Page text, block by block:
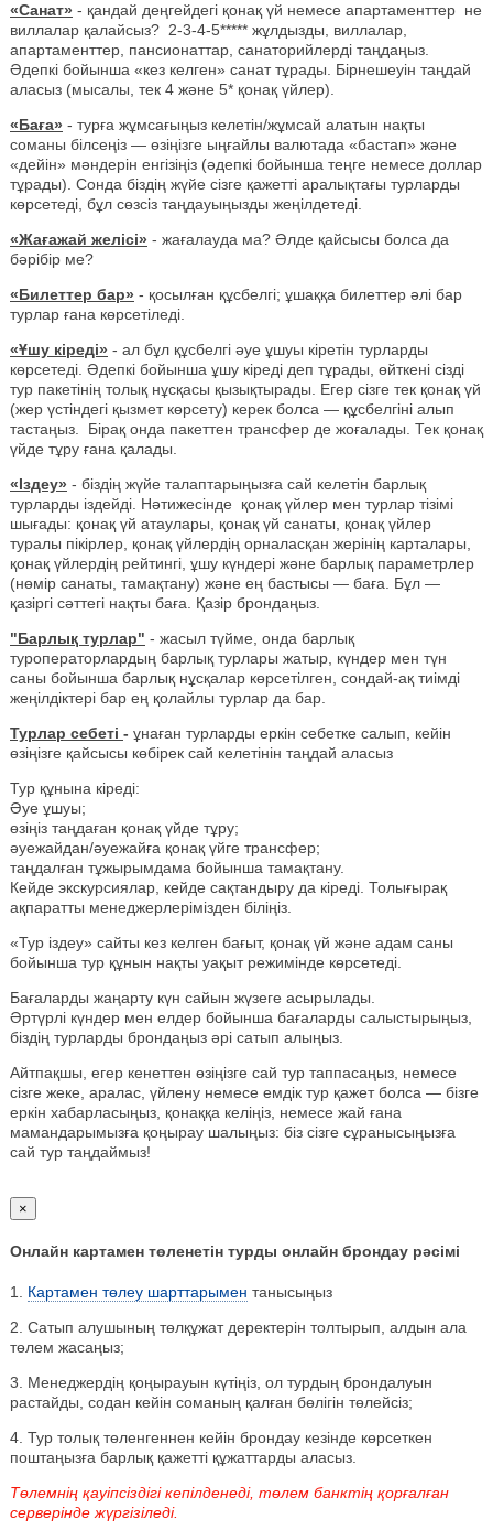
«Санат» - қандай деңгейдегі қонақ үй немесе апартаменттер не
виллалар қалайсыз? 2-3-4-5***** жұлдызды, виллалар,
апартаменттер, пансионаттар, санаторийлерді таңдаңыз.
Әдепкі бойынша «кез келген» санат тұрады. Бірнешеуін таңдай
аласыз (мысалы, тек 4 және 5* қонақ үйлер).
«Баға» - турға жұмсағыңыз келетін/жұмсай алатын нақты
соманы білсеңіз — өзіңізге ыңғайлы валютада «бастап» және
«дейін» мәндерін енгізіңіз (әдепкі бойынша теңге немесе доллар
тұрады). Сонда біздің жүйе сізге қажетті аралықтағы турларды
көрсетеді, бұл сөзсіз таңдауыңызды жеңілдетеді.
«Жағажай желісі» - жағалауда ма? Әлде қайсысы болса да
бәрібір ме?
«Билеттер бар» - қосылған құсбелгі; ұшаққа билеттер әлі бар
турлар ғана көрсетіледі.
«Ұшу кіреді» - ал бұл құсбелгі әуе ұшуы кіретін турларды
көрсетеді. Әдепкі бойынша ұшу кіреді деп тұрады, өйткені сізді
тур пакетінің толық нұсқасы қызықтырады. Егер сізге тек қонақ үй
(жер үстіндегі қызмет көрсету) керек болса — құсбелгіні алып
тастаңыз. Бірақ онда пакеттен трансфер де жоғалады. Тек қонақ
үйде тұру ғана қалады.
«Іздеу» - біздің жүйе талаптарыңызға сай келетін барлық
турларды іздейді. Нәтижесінде қонақ үйлер мен турлар тізімі
шығады: қонақ үй атаулары, қонақ үй санаты, қонақ үйлер
туралы пікірлер, қонақ үйлердің орналасқан жерінің карталары,
қонақ үйлердің рейтингі, ұшу күндері және барлық параметрлер
(нөмір санаты, тамақтану) және ең бастысы — баға. Бұл —
қазіргі сәттегі нақты баға. Қазір брондаңыз.
"Барлық турлар" - жасыл түйме, онда барлық
туроператорлардың барлық турлары жатыр, күндер мен түн
саны бойынша барлық нұсқалар көрсетілген, сондай-ақ тиімді
жеңілдіктері бар ең қолайлы турлар да бар.
Турлар себеті - ұнаған турларды еркін себетке салып, кейін
өзіңізге қайсысы көбірек сай келетінін таңдай аласыз
Тур құнына кіреді:
Әуе ұшуы;
өзіңіз таңдаған қонақ үйде тұру;
әуежайдан/әуежайға қонақ үйге трансфер;
таңдалған тұжырымдама бойынша тамақтану.
Кейде экскурсиялар, кейде сақтандыру да кіреді. Толығырақ
ақпаратты менеджерлерімізден біліңіз.
«Тур іздеу» сайты кез келген бағыт, қонақ үй және адам саны
бойынша тур құнын нақты уақыт режимінде көрсетеді.
Бағаларды жаңарту күн сайын жүзеге асырылады.
Әртүрлі күндер мен елдер бойынша бағаларды салыстырыңыз,
біздің турларды брондаңыз әрі сатып алыңыз.
Айтпақшы, егер кенеттен өзіңізге сай тур таппасаңыз, немесе
сізге жеке, аралас, үйлену немесе емдік тур қажет болса — бізге
еркін хабарласыңыз, қонаққа келіңіз, немесе жай ғана
мамандарымызға қоңырау шалыңыз: біз сізге сұранысыңызға
сай тур таңдаймыз!
×
Онлайн картамен төленетін турды онлайн брондау рәсімі
1. Картамен төлеу шарттарымен танысыңыз
2. Сатып алушының төлқұжат деректерін толтырып, алдын ала
төлем жасаңыз;
3. Менеджердің қоңырауын күтіңіз, ол турдың брондалуын
растайды, содан кейін соманың қалған бөлігін төлейсіз;
4. Тур толық төленгеннен кейін брондау кезінде көрсеткен
поштаңызға барлық қажетті құжаттарды аласыз.
Төлемнің қауіпсіздігі кепілденеді, төлем банктің қорғалған
серверінде жүргізіледі.